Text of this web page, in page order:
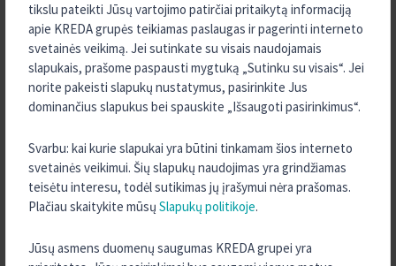
tikslu pateikti Jūsų vartojimo patirčiai pritaikytą informaciją
apie KREDA grupės teikiamas paslaugas ir pagerinti interneto
svetainės veikimą. Jei sutinkate su visais naudojamais
slapukais, prašome paspausti mygtuką „Sutinku su visais“. Jei
norite pakeisti slapukų nustatymus, pasirinkite Jus
dominančius slapukus bei spauskite „Išsaugoti pasirinkimus“.
Svarbu: kai kurie slapukai yra būtini tinkamam šios interneto
svetainės veikimui. Šių slapukų naudojimas yra grindžiamas
teisėtu interesu, todėl sutikimas jų įrašymui nėra prašomas.
Plačiau skaitykite mūsų Slapukų politikoje.
Jūsų asmens duomenų saugumas KREDA grupei yra
2025 m. Spalis
2025 m. Rugsėjis
2025 m. Birželis
2025 m. Gegužė
2025 m. Vasaris
2025 m. Sausis
2024 m. Gruodis
2024 m. Rugsėjis